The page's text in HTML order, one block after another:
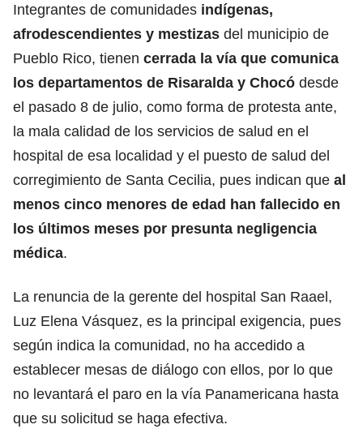
Integrantes de comunidades indígenas,
afrodescendientes y mestizas del municipio de
Pueblo Rico, tienen cerrada la vía que comunica
los departamentos de Risaralda y Chocó desde
el pasado 8 de julio, como forma de protesta ante,
la mala calidad de los servicios de salud en el
hospital de esa localidad y el puesto de salud del
corregimiento de Santa Cecilia, pues indican que al
menos cinco menores de edad han fallecido en
los últimos meses por presunta negligencia
médica.
La renuncia de la gerente del hospital San Raael,
Luz Elena Vásquez, es la principal exigencia, pues
según indica la comunidad, no ha accedido a
establecer mesas de diálogo con ellos, por lo que
no levantará el paro en la vía Panamericana hasta
que su solicitud se haga efectiva.